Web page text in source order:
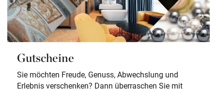
Gutscheine
Sie möchten Freude, Genuss, Abwechslung und
Erlebnis verschenken? Dann überraschen Sie mit